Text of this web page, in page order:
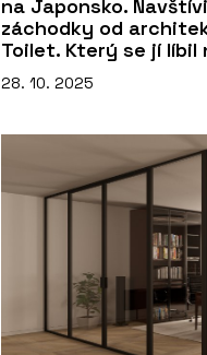
na Japonsko.
záchodky od
Toilet. Který se jí líbil
28. 10. 2025